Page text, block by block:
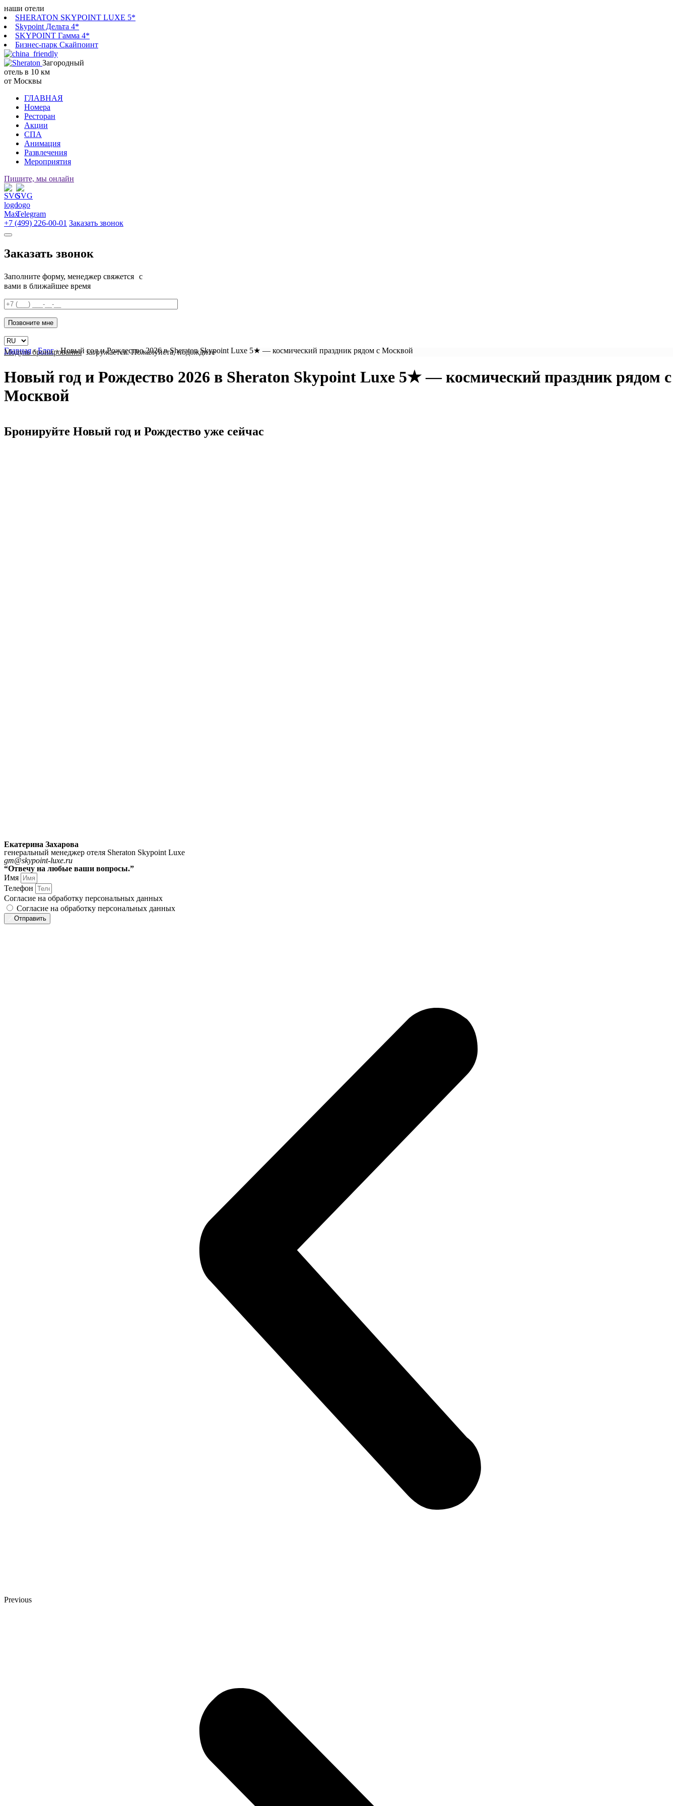
наши отели
SHERATON SKYPOINT LUXE 5*
Skypoint Дельта 4*
SKYPOINT Гамма 4*
Бизнес-парк Скайпоинт
Загородный
отель в 10 км
от Москвы
ГЛАВНАЯ
Номера
Ресторан
Акции
СПА
Анимация
Развлечения
Мероприятия
Пишите, мы онлайн
+7 (499) 226-00-01 Заказать звонок
Заказать звонок
Заполните форму, менеджер свяжется с
вами в ближайшее время
Главная › Блог ›Новый год и Рождество 2026 в Sheraton Skypoint Luxe 5★ — космический праздник рядом с Москвой
Модуль бронирования загружается. Пожалуйста, подождите
Новый год и Рождество 2026 в Sheraton Skypoint Luxe 5★ — космический праздник рядом с
Москвой
Бронируйте Новый год и Рождество уже сейчас
Екатерина Захарова
генеральный менеджер отеля Sheraton Skypoint Luxe
gm@skypoint-luxe.ru
“Отвечу на любые ваши вопросы.”
Имя
Телефон
Согласие на обработку персональных данных
Согласие на обработку персональных данных
Отправить
Previous